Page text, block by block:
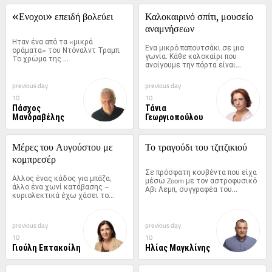
«Ενοχοι» επειδή βολεύει
Ηταν ένα από τα «μικρά
οράματα» του Ντόναλντ Τραμπ.
Το χρώμα της
«Αντανακλαστικής...
previous day
10
Πάσχος
Μανδραβέλης
Καλοκαιρινό σπίτι, μουσείο
αναμνήσεων
Ενα μικρό παπουτσάκι σε μια
γωνία. Κάθε καλοκαίρι που
ανοίγουμε την πόρτα είναι...
previous day
10
Τάνια
Γεωργιοπούλου
Μέρες του Αυγούστου με
κομπρεσέρ
Αλλος ένας κάδος για μπάζα,
άλλο ένα χωνί κατάβασης –
κυριολεκτικά έχω χάσει το...
previous day
10
Γιούλη Επτακοίλη
Το τραγούδι του τζιτζικιού
Σε πρόσφατη κουβέντα που είχα
μέσω Zoom με τον αστροφυσικό
Αβι Λεμπ, συγγραφέα του...
previous day
10
Ηλίας Μαγκλίνης